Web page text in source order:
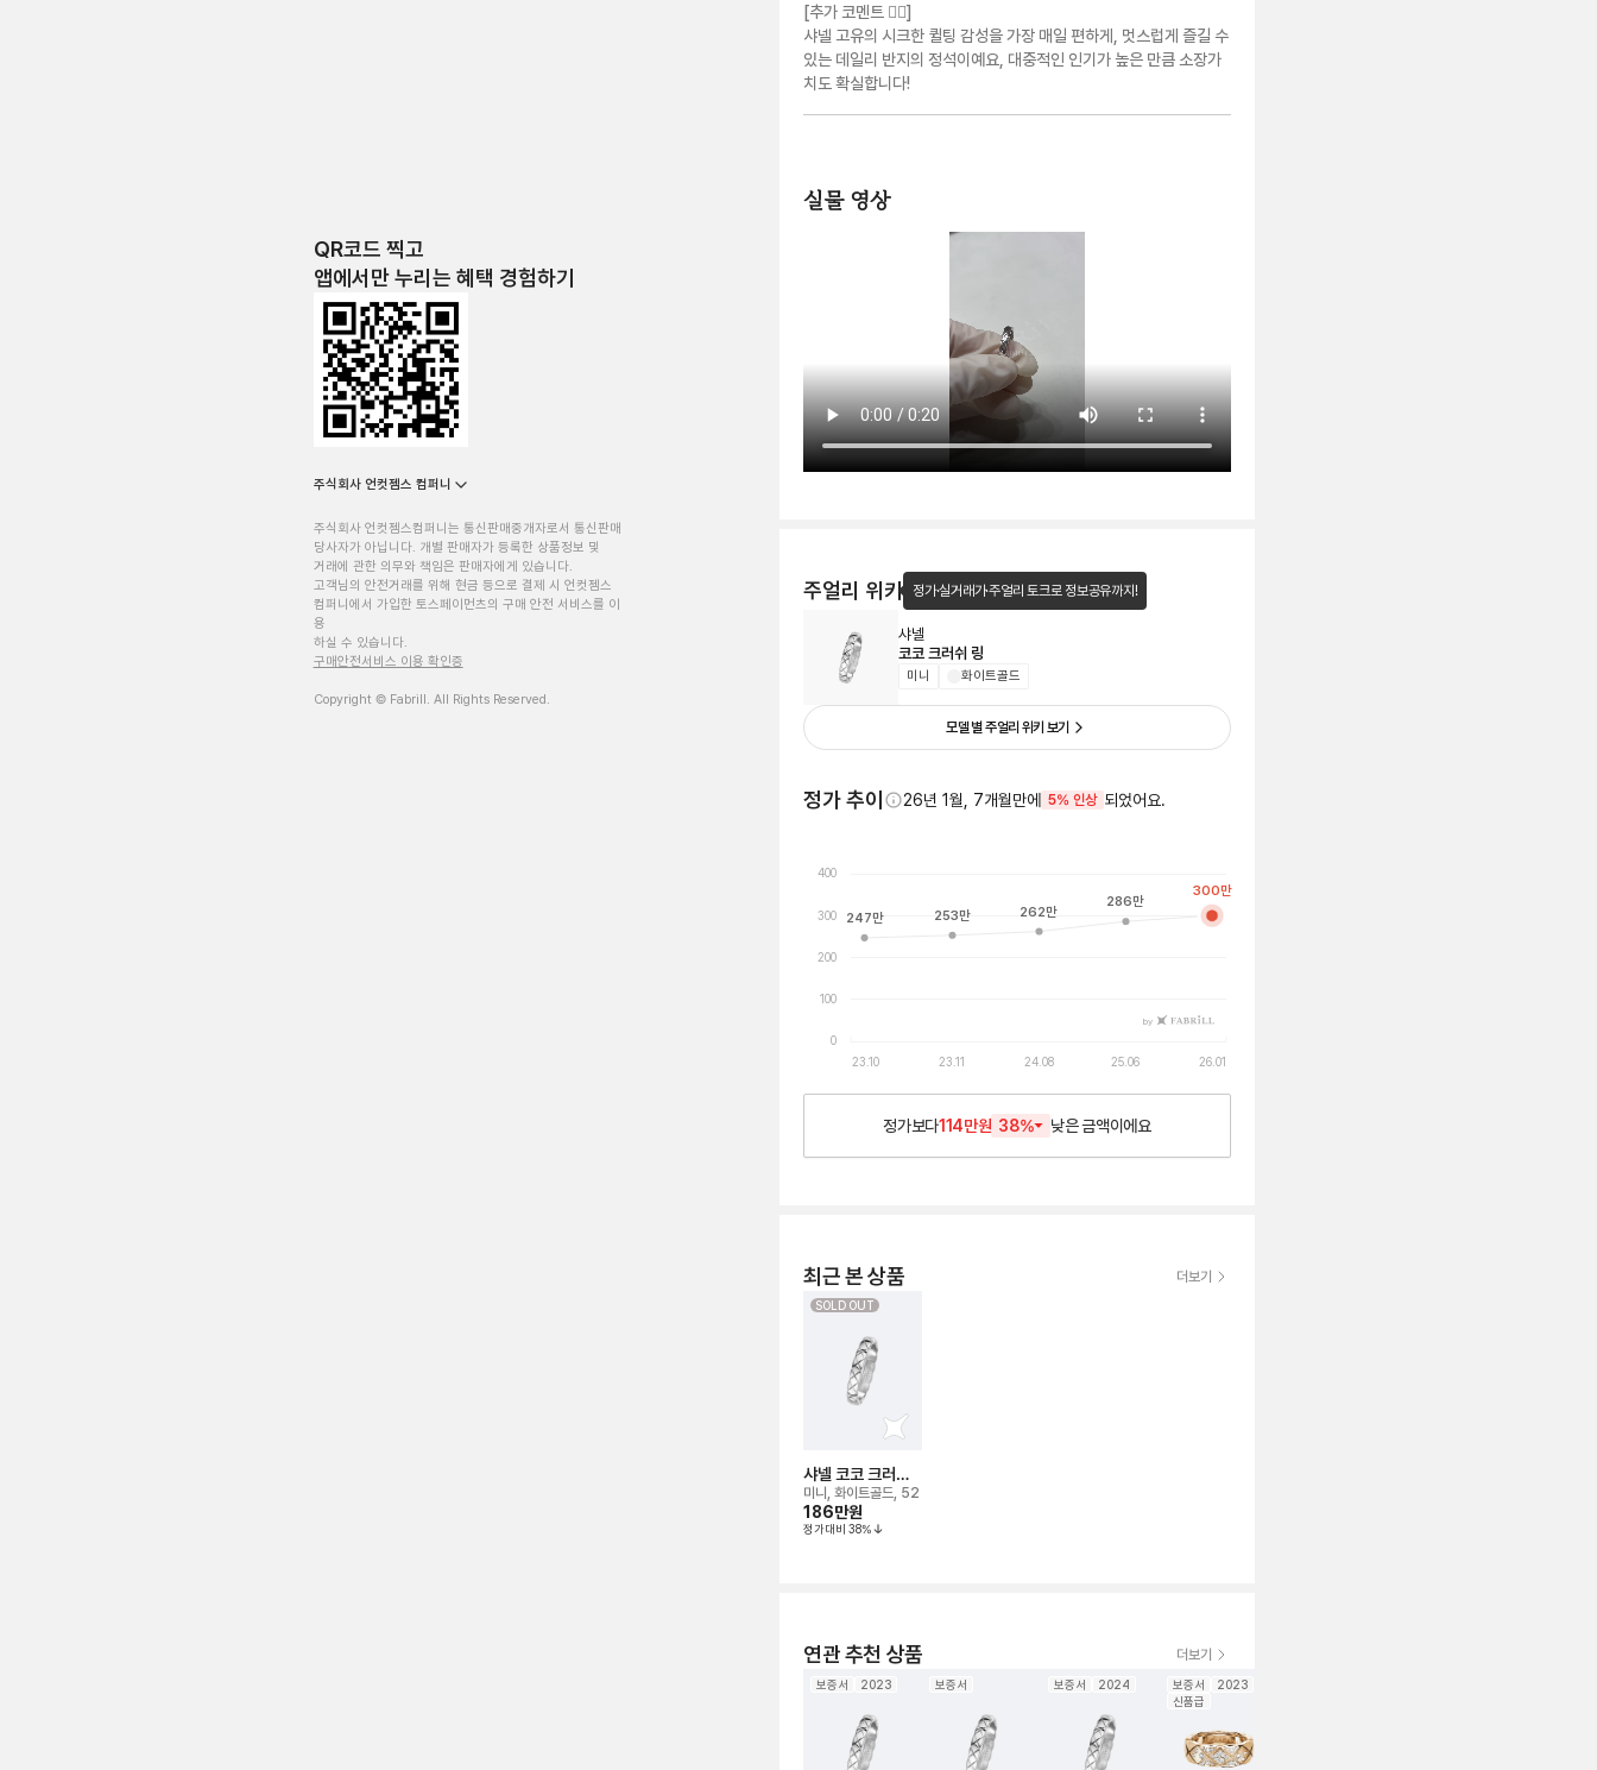
QR코드 찍고
앱에서만 누리는 혜택 경험하기
주식회사 언컷젬스 컴퍼니
주식회사 언컷젬스컴퍼니는 통신판매중개자로서 통신판매
당사자가 아닙니다. 개별 판매자가 등록한 상품정보 및
거래에 관한 의무와 책임은 판매자에게 있습니다.
고객님의 안전거래를 위해 현금 등으로 결제 시 언컷젬스
컴퍼니에서 가입한 토스페이먼츠의 구매 안전 서비스를 이
용
하실 수 있습니다.
구매안전서비스 이용 확인증
Copyright © Fabrill. All Rights Reserved.
[추가 코멘트 💁‍♀️]
샤넬 고유의 시크한 퀼팅 감성을 가장 매일 편하게, 멋스럽게 즐길 수
있는 데일리 반지의 정석이예요, 대중적인 인기가 높은 만큼 소장가
치도 확실합니다!
실물 영상
주얼리 위키 정가·실거래가·주얼리 토크로 정보공유까지!
샤넬
코코 크러쉬 링
미니 화이트골드
모델 별 주얼리 위키 보기
정가 추이 26년 1월, 7개월만에 5% 인상 되었어요.
0
100
200
300
400
23.10 23.11 24.08 25.06 26.01
by
247만 253만 262만
286만
300만
정가보다114만원 38% 낮은금액이에요
최근 본 상품 더보기
SOLD OUT
샤넬 코코 크러쉬
링
미니, 화이트골드, 52
186만원
정가대비 38%
연관 추천 상품 더보기
보증서 2023 보증서 보증서 2024 보증서
2023
신품급